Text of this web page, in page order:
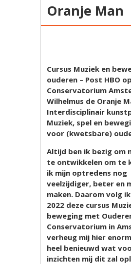
Oranje Man
Cursus Muziek en
ouderen – Post HBO
Conservatorium
Wilhelmus de Oranje
Interdisciplinair
Muziek, spel en
voor (kwetsbare)
Altijd ben ik bezig om
te ontwikkelen om te
ik mijn optredens nog
veelzijdiger, beter en
maken. Daarom volg
2022 deze cursus
beweging met
Conservatorium in
verheug mij hier
heel benieuwd wat
inzichten mij dit zal